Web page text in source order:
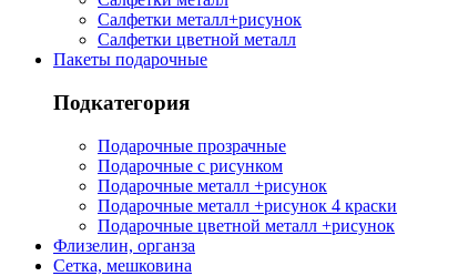
Салфетки металл+рисунок
Салфетки цветной металл
Пакеты подарочные
Подкатегория
Подарочные прозрачные
Подарочные с рисунком
Подарочные металл +рисунок
Подарочные металл +рисунок 4 краски
Подарочные цветной металл +рисунок
Флизелин, органза
Сетка, мешковина